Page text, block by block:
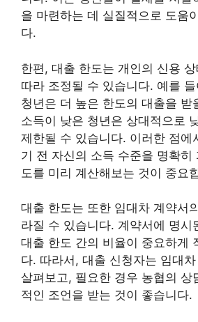
을 마련하는 데 실질적으로 도움
다.
한편, 대출 한도는 개인의 신용
따라 조정될 수 있습니다. 예를
청년은 더 높은 한도의 대출을 받
소득이 낮은 청년은 상대적으로
제한될 수 있습니다. 이러한 점에
기 전 자신의 소득 수준을 명확히
도를 미리 계산해보는 것이 중요
대출 한도는 또한 임대차 계약서
라질 수 있습니다. 계약서에 명시
대출 한도 간의 비율이 중요하게
다. 따라서, 대출 신청자는 임대
살펴보고, 필요한 경우 농협의 상
적인 조언을 받는 것이 좋습니다.